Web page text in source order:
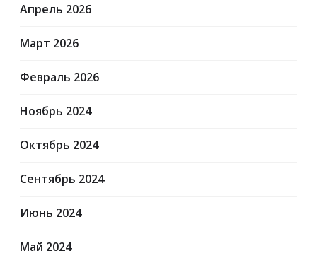
Апрель 2026
Март 2026
Февраль 2026
Ноябрь 2024
Октябрь 2024
Сентябрь 2024
Июнь 2024
Май 2024